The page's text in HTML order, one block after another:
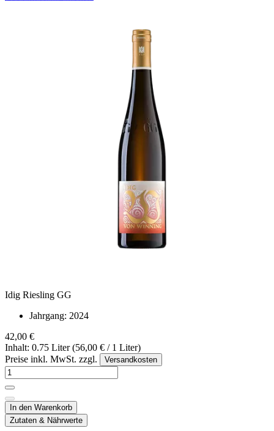
Idig Riesling GG
Jahrgang: 2024
42,00 €
Inhalt: 0.75 Liter (56,00 € / 1 Liter)
Preise inkl. MwSt. zzgl.
Versandkosten
In den Warenkorb
Zutaten & Nährwerte